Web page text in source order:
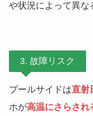
や状況によって異な
3. 故障リスク
プールサイドは直射
ホが高温にさらされ